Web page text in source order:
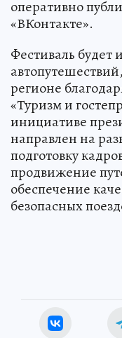
оперативно
«ВКонтакте».
Фестиваль будет
регионе
«Туризм и
инициативе
направлен на
подготовку
продвижение
обеспечение
безопасных